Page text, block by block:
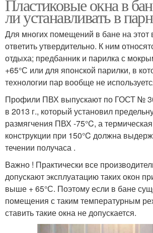
Пластиковые окна в
ли устанавливать в
Для многих помещений в бане на
ответить утвердительно. К ним
отдыха; предбанник и парилка с
+65°С или для японской парилки, в
технологии пар вообще не
Профили ПВХ выпускают по ГОСТ №
в 2013 г., который установил
размягчения ПВХ -75°C, а термическая
конструкции при 150°C должна
течении получаса .
Важно ! Практически все
допускают эксплуатацию таких окон
выше + 65°С. Поэтому если в бане
помещения с таким температурным
ставить такие окна не допускается.